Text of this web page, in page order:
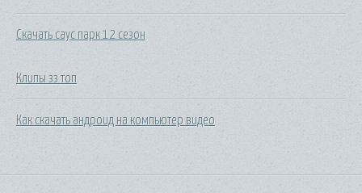
Скачать саус парк 12 сезон
Клипы зз топ
Как скачать андроид на компьютер видео